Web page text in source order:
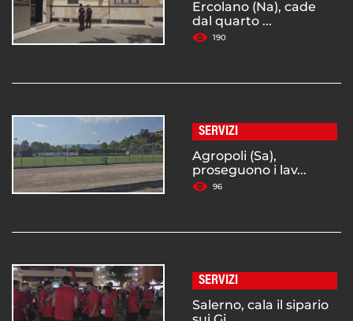
Ercolano (Na), cade
dal quarto ...
190
SERVIZI
Agropoli (Sa),
proseguono i lav...
96
SERVIZI
Salerno, cala il sipario